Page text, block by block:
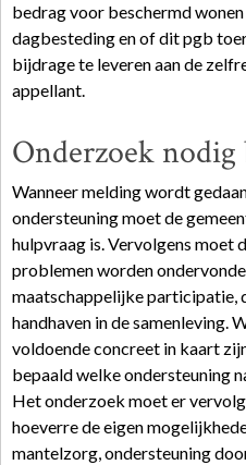
bedrag voor beschermd
dagbesteding en of dit pgb
bijdrage te leveren aan de
appellant.
Onderzoek nodig
Wanneer melding wordt
ondersteuning moet de
hulpvraag is. Vervolgens moet
problemen worden
maatschappelijke participatie,
handhaven in de samenleving.
voldoende concreet in kaart
bepaald welke ondersteuning
Het onderzoek moet er
hoeverre de eigen
mantelzorg, ondersteuning